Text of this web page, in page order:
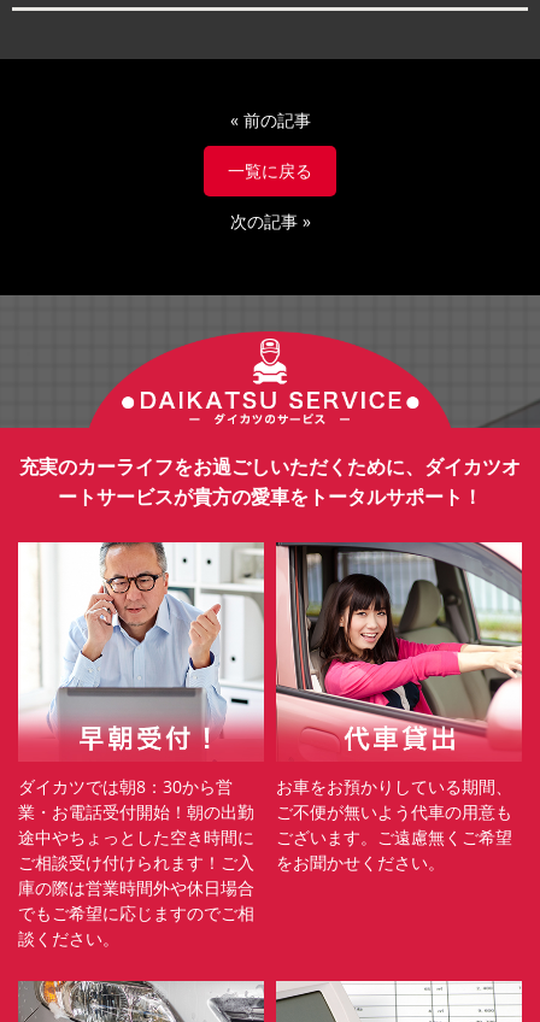
« 前の記事
一覧に戻る
次の記事»
充実のカーライフをお過ごしいただくために、ダイカツオ
ートサービスが貴方の愛車をトータルサポート！
ダイカツでは朝8：30から営
業・お電話受付開始！朝の出勤
途中やちょっとした空き時間に
ご相談受け付けられます！ご入
庫の際は営業時間外や休日場合
でもご希望に応じますのでご相
談ください。
お車をお預かりしている期間、
ご不便が無いよう代車の用意も
ございます。ご遠慮無くご希望
をお聞かせください。